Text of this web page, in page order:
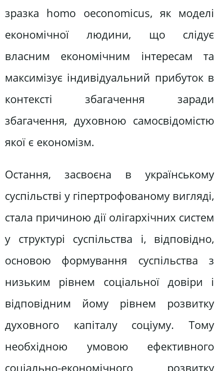
зразка homo oeconomicus, як моделі
економічної людини, що слідує
власним економічним інтересам та
максимізує індивідуальний прибуток в
контексті збагачення заради
збагачення, духовною самосвідомістю
якої є економізм.
Остання, засвоєна в українському
суспільстві у гіпертрофованому вигляді,
стала причиною дії олігархічних систем
у структурі суспільства і, відповідно,
основою формування суспільства з
низьким рівнем соціальної довіри і
відповідним йому рівнем розвитку
духовного капіталу соціуму. Тому
необхідною умовою ефективного
соціально-економічного розвитку